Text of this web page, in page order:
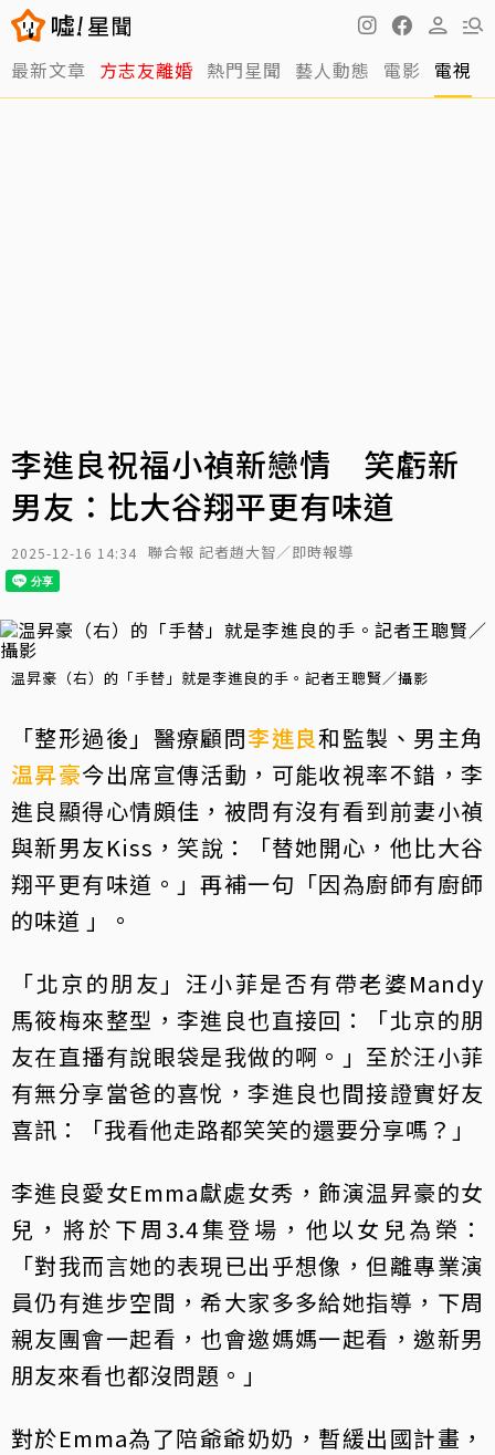
最新文章 方志友離婚 熱門星聞 藝人動態 電影 電視
李進良祝福小禎新戀情 笑虧新
男友：比大谷翔平更有味道
2025-12-16 14:34 聯合報 記者趙大智／即時報導
温昇豪（右）的「手替」就是李進良的手。記者王聰賢／攝影
「整形過後」醫療顧問李進良和監製、男主角
温昇豪今出席宣傳活動，可能收視率不錯，李
進良顯得心情頗佳，被問有沒有看到前妻小禎
與新男友Kiss，笑說：「替她開心，他比大谷
翔平更有味道。」再補一句「因為廚師有廚師
的味道 」。
「北京的朋友」汪小菲是否有帶老婆Mandy
馬筱梅來整型，李進良也直接回：「北京的朋
友在直播有說眼袋是我做的啊。」至於汪小菲
有無分享當爸的喜悅，李進良也間接證實好友
喜訊：「我看他走路都笑笑的還要分享嗎？」
李進良愛女Emma獻處女秀，飾演温昇豪的女
兒，將於下周3.4集登場，他以女兒為榮：
「對我而言她的表現已出乎想像，但離專業演
員仍有進步空間，希大家多多給她指導，下周
親友團會一起看，也會邀媽媽一起看，邀新男
朋友來看也都沒問題。」
對於Emma為了陪爺爺奶奶，暫緩出國計畫，